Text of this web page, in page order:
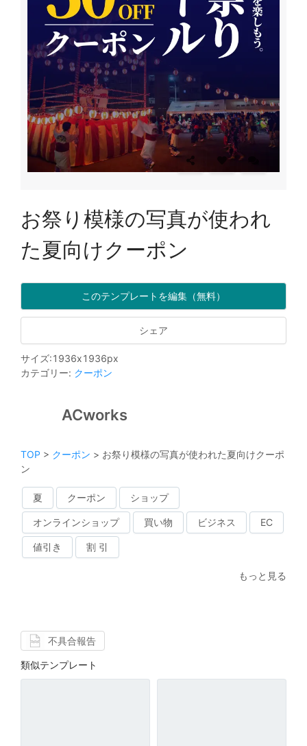
お祭り模様の写真が使われ
た夏向けクーポン
このテンプレートを編集（無料）
シェア
サイズ:1936x1936px
カテゴリー: クーポン
ACworks
TOP > クーポン > お祭り模様の写真が使われた夏向けクーポ
ン
夏 クーポン ショップ
オンラインショップ 買い物 ビジネス EC
値引き 割 引
もっと見る
不具合報告
類似テンプレート